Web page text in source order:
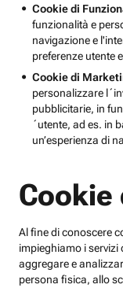
Cookie di
funzionalità e
navigazione e
preferenze utente
Cookie di
personalizzare
pubblicitarie, in
´utente, ad es. in
un’esperienza di
Cookie
Al fine di conoscere
impieghiamo i servizi
aggregare e
persona fisica, allo